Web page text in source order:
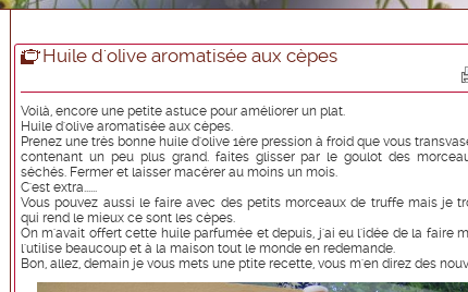
Huile d'olive aromatisée aux cèpes
Voilà, encore une petite astuce pour améliorer un plat.
Huile d'olive aromatisée aux cèpes.
Prenez une très bonne huile d'olive 1ère pression à froid que vous
contenant un peu plus grand. faites glisser par le goulot des
séchés. Fermer et laisser macérer au moins un mois.
C'est extra......
Vous pouvez aussi le faire avec des petits morceaux de truffe mais je
qui rend le mieux ce sont les cèpes.
On m'avait offert cette huile parfumée et depuis, j'ai eu l'idée de la faire
l'utilise beaucoup et à la maison tout le monde en redemande.
Bon, allez, demain je vous mets une ptite recette, vous m'en direz des